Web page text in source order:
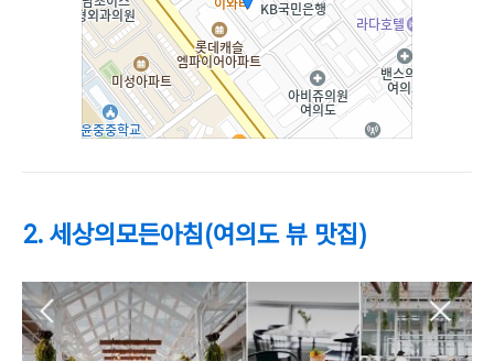
2. 세상의모든아침(여의도 뷰 맛집)